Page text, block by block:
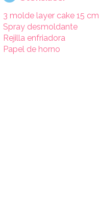
3 molde layer cake 15 cm
Spray desmoldante
Rejilla enfriadora
Papel de horno